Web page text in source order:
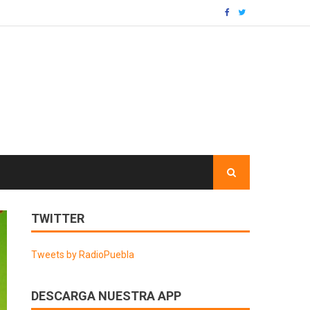
TWITTER
Tweets by RadioPuebla
DESCARGA NUESTRA APP